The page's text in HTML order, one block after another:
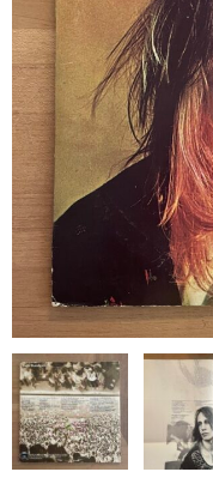
Categories
New Arrivals
新譜
GG RECORD （当店
全商品
JAZZ-US
BLUE NOTE
JAZZ-EU
JAZZ-JP